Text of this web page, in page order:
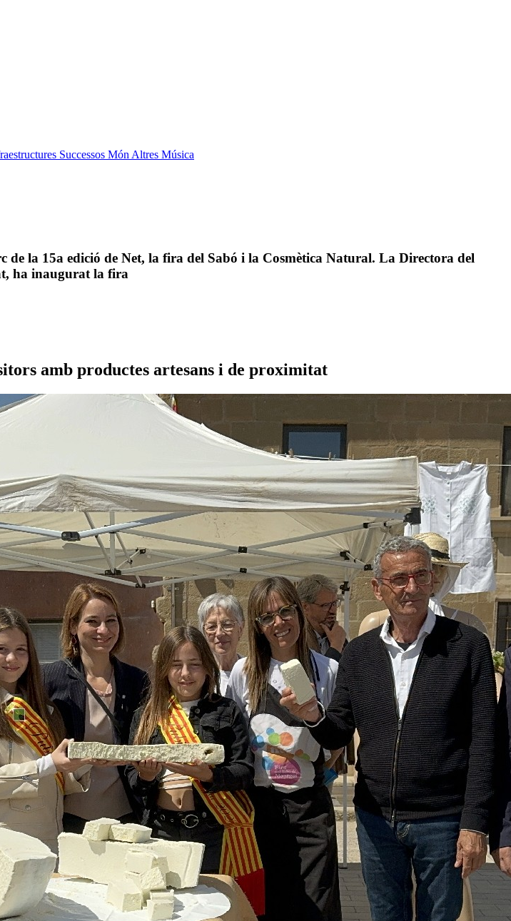
Successos Món Altres Música
la 15a edició de Net, la fira del Sabó i la Cosmètica Natural. La Directora del
ha inaugurat la fira
amb productes artesans i de proximitat